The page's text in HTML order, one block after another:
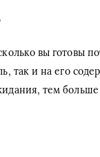
вы готовы
так и на его
тем больше